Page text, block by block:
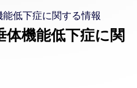
低下症に関する情報
機能低下症に関